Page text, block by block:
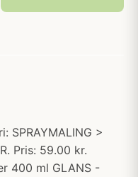
SPRAYMALING >
Pris: 59.00 kr.
400 ml GLANS -